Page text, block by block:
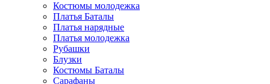
Костюмы молодежка
Платья Баталы
Платья нарядные
Платья молодежка
Рубашки
Блузки
Костюмы Баталы
Сарафаны